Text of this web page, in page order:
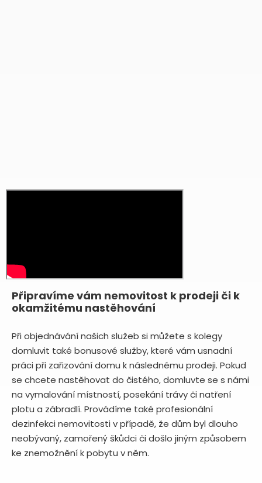
Připravíme vám nemovitost k prodeji či k
okamžitému nastěhování
Při objednávání našich služeb si můžete s kolegy
domluvit také bonusové služby, které vám usnadní
práci při zařizování domu k následnému prodeji. Pokud
se chcete nastěhovat do čistého, domluvte se s námi
na vymalování místností, posekání trávy či natření
plotu a zábradlí. Provádíme také profesionální
dezinfekci nemovitosti v případě, že dům byl dlouho
neobývaný, zamořený škůdci či došlo jiným způsobem
ke znemožnění k pobytu v něm.